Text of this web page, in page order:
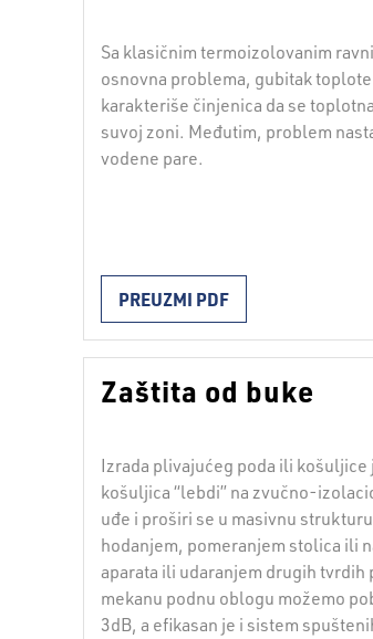
Sa klasičnim termoizolovanim
osnovna problema, gubitak
karakteriše činjenica da se
suvoj zoni. Međutim, problem
vodene pare.
PREUZMI PDF
Zaštita od buke
Izrada plivajućeg poda ili
košuljica “lebdi” na zvučno-
uđe i proširi se u masivnu
hodanjem, pomeranjem stolica ili
aparata ili udaranjem drugih
mekanu podnu oblogu možemo
3dB, a efikasan je i sistem